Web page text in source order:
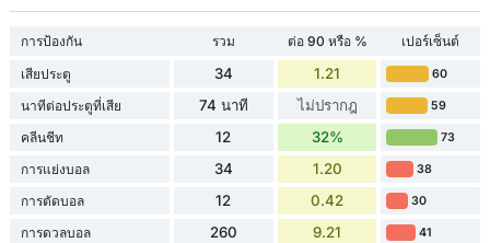
การป้องกัน รวม ต่อ 90 หรือ %
เปอร์เซ็นต์
เสียประตู
34 1.21 60
นาทีต่อประตูที่เสีย 74 นาที ไม่ปรากฎ 59
คลีนชีท 12 32% 73
การแย่งบอล 34 1.20 38
การตัดบอล 12 0.42 30
การดวลบอล 260 9.21 41